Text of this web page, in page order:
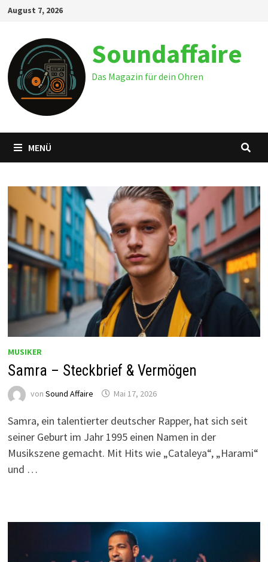
Zum
springen
August 7, 2026
Soundaffaire
Das Magazin für dein Ohren
MENÜ
MUSIKER
Samra – Steckbrief & Vermögen
von Sound Affaire Mai 17, 2026
Samra, ein talentierter deutscher Rapper, hat sich seit
seiner Geburt im Jahr 1995 einen Namen in der
Musikszene gemacht. Mit Hits wie „Cataleya“, „Harami“
und …